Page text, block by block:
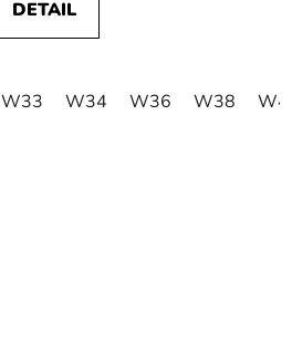
DETAIL
W33 W34 W36 W38